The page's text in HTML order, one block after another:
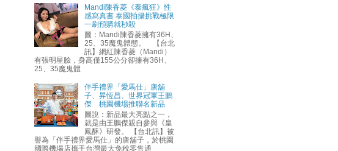
Mandi陳香菱《泰瘋狂》性
感寫真書 泰國拍攝挑戰極限
一刷預購就秒殺
圖：Mandi陳香菱擁有36H、
25、35魔鬼體態。 【台北
訊】網紅陳香菱（Mandi）
有張明星臉，身高僅155公分卻擁有36H、
25、35魔鬼體
伴手禮界「愛馬仕」唐舖
子、昇恆昌、世界冠軍王鵬
傑 桃園機場推聯名新品
圖說：新品最大亮點之一，
就是由王鵬傑親自參與《皇
鳳酥》研發。 【台北訊】被
譽為「伴手禮界愛馬仕」的唐舖子，於桃園
國際機場店攜手台灣最大免稅零售通